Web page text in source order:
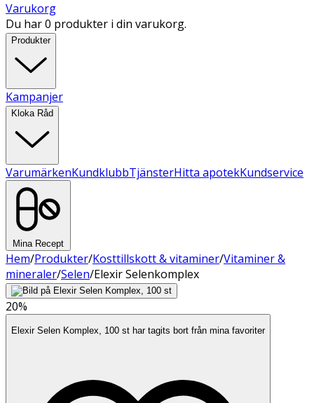
Varukorg
Du har 0 produkter i din varukorg.
Produkter
Kampanjer
Kloka Råd
VarumärkenKundklubbTjänsterHitta apotekKundservice
Mina Recept
Hem/Produkter/Kosttillskott & vitaminer/Vitaminer &
mineraler/Selen/Elexir Selenkomplex
20%
Elexir Selen Komplex, 100 st har tagits bort från mina favoriter